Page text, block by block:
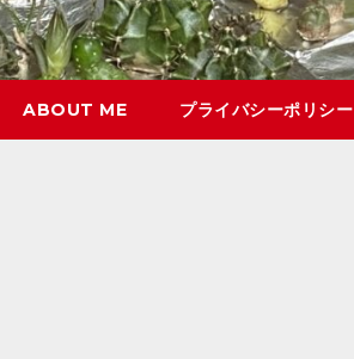
ABOUT ME プライバシーポリシー